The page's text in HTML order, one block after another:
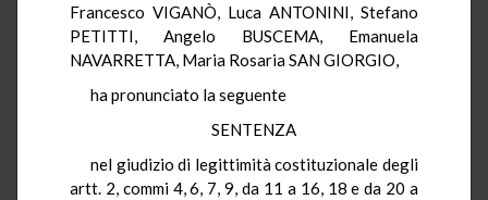
Francesco VIGANÒ, Luca ANTONINI, Stefano
PETITTI, Angelo BUSCEMA, Emanuela
NAVARRETTA, Maria Rosaria SAN GIORGIO,
ha pronunciato la seguente
SENTENZA
nel giudizio di legittimità costituzionale degli
artt. 2, commi 4, 6, 7, 9, da 11 a 16, 18 e da 20 a